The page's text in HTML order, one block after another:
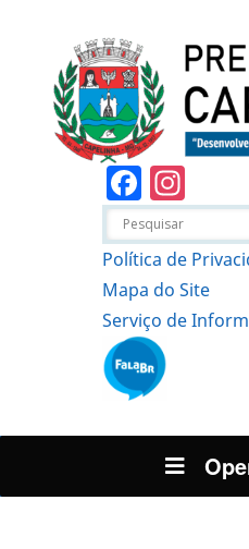
Política de
Mapa do Site
Serviço de